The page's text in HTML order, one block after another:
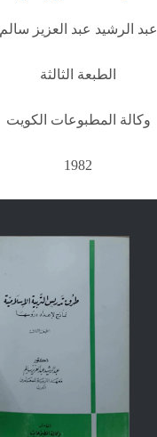
عبد الرشيد عبد العزيز سالم
الطبعة الثالثة
وكالة المطبوعات الكويت
1982